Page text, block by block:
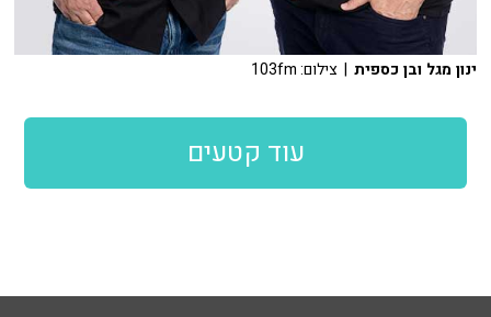
ינון מגל ובן כספית | צילום: 103fm
עוד קטעים